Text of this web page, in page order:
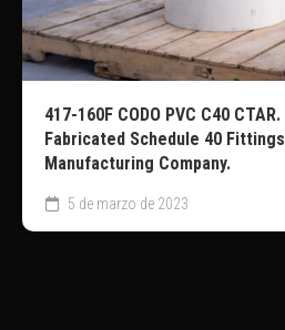
417-160F CODO PVC C40 CTAR.
Fabricated Schedule 40
Manufacturing Company.
5 de marzo de 2023